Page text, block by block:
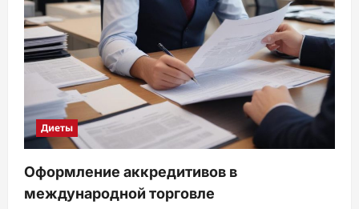
Диеты
Оформление аккредитивов в
международной торговле